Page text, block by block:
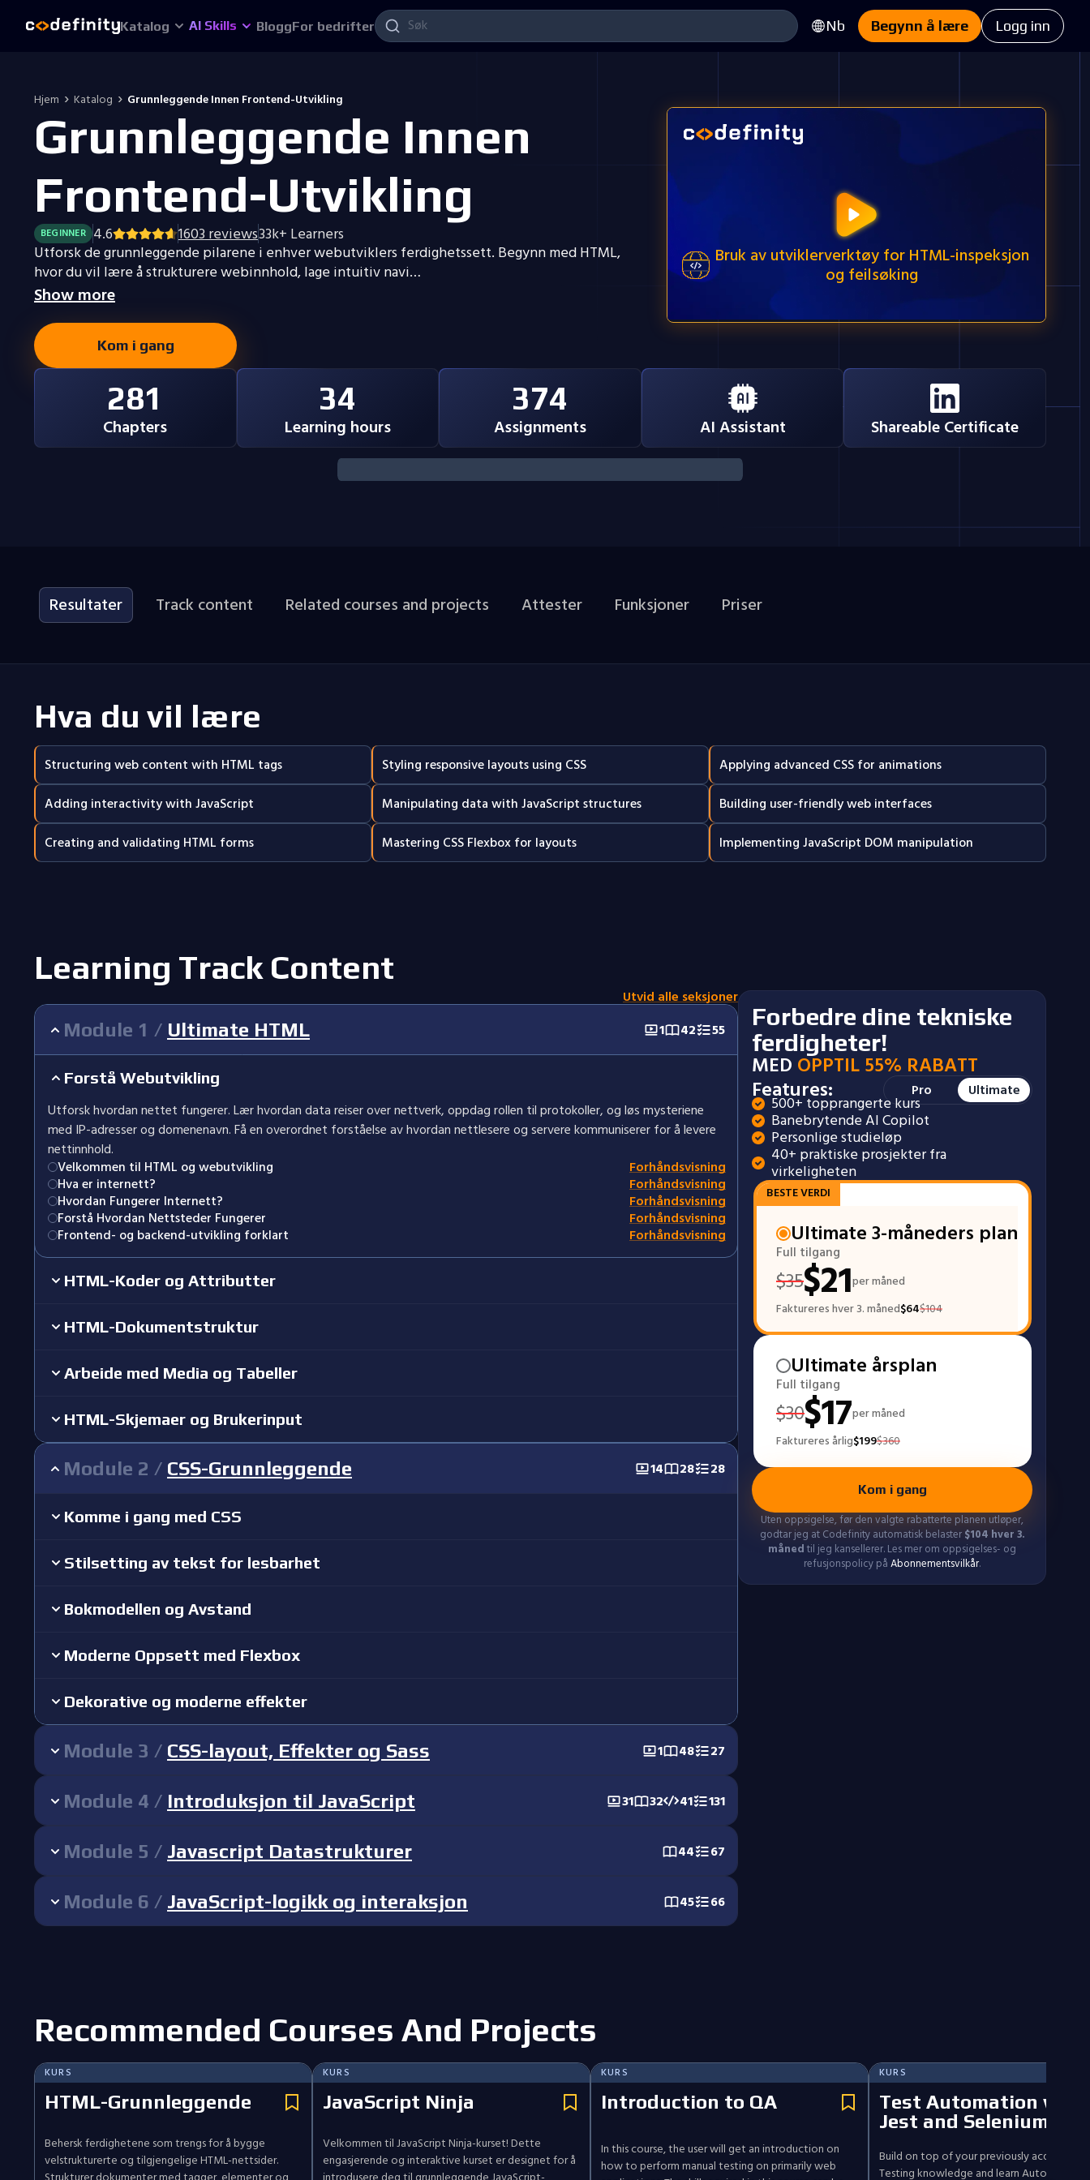
Katalog AI Skills BloggFor bedrifter Nb Begynn å lære Logg inn
Hjem Katalog Grunnleggende Innen Frontend-Utvikling
Grunnleggende Innen
Frontend-Utvikling
BEGINNER 4.6 1603reviews33k+ Learners
Utforsk de grunnleggende pilarene i enhver webutviklers ferdighetssett. Begynn med HTML,
hvor du vil lære å strukturere webinnhold, lage intuitiv navi…
Show more
Bruk av utviklerverktøy for HTML-inspeksjon
og feilsøking
Kom i gang
281
Chapters
34
Learning hours
374
Assignments AI Assistant Shareable Certificate
Resultater Track content Related courses and projects Attester Funksjoner Priser
Hva du vil lære
Structuring web content with HTML tags
Adding interactivity with JavaScript
Creating and validating HTML forms
Styling responsive layouts using CSS
Manipulating data with JavaScript structures
Mastering CSS Flexbox for layouts
Applying advanced CSS for animations
Building user-friendly web interfaces
Implementing JavaScript DOM manipulation
Learning Track Content
Utvid alle seksjoner
Module 1 / Ultimate HTML 1 42 55
Forstå Webutvikling
Utforsk hvordan nettet fungerer. Lær hvordan data reiser over nettverk, oppdag rollen til protokoller, og løs mysteriene
med IP-adresser og domenenavn. Få en overordnet forståelse av hvordan nettlesere og servere kommuniserer for å levere
nettinnhold.
Velkommen til HTML og webutvikling
Forhåndsvisning
Hva er internett?
Forhåndsvisning
Hvordan Fungerer Internett?
Forhåndsvisning
Forstå Hvordan Nettsteder Fungerer
Forhåndsvisning
Frontend- og backend-utvikling forklart
Forhåndsvisning
HTML-Koder og Attributter
HTML-Dokumentstruktur
Arbeide med Media og Tabeller
HTML-Skjemaer og Brukerinput
Module 2 / CSS-Grunnleggende 14 28 28
Komme i gang med CSS
Stilsetting av tekst for lesbarhet
Bokmodellen og Avstand
Moderne Oppsett med Flexbox
Dekorative og moderne effekter
Module 3 / CSS-layout, Effekter og Sass 1 48 27
Module 4 / Introduksjon til JavaScript 31 32 41 131
Module 5 / Javascript Datastrukturer 44 67
Module 6 / JavaScript-logikk og interaksjon 45 66
Forbedre dine tekniske
ferdigheter!
MED OPPTIL 55% RABATT
Pro Ultimate
Features: *Tracks not included in Pro plan
500+ topprangerte kurs
Banebrytende AI Copilot
Personlige studieløp
40+ praktiske prosjekter fra
virkeligheten
BESTE VERDI
Ultimate 3-måneders plan
Full tilgang
$35$21per måned
Faktureres hver 3. måned$64$104
Ultimate årsplan
Full tilgang
$30$17per måned
Faktureres årlig$199$360
Kom i gang
Uten oppsigelse, før den valgte rabatterte planen utløper,
godtar jeg at Codefinity automatisk belaster $104 hver 3.
månedtil jeg kansellerer. Les mer om oppsigelses- og
refusjonspolicy påAbonnementsvilkår.
Recommended Courses And Projects
KURS
HTML-Grunnleggende
Behersk ferdighetene som trengs for å bygge
velstrukturerte og tilgjengelige HTML-nettsider.
KURS
JavaScript Ninja
Velkommen til JavaScript Ninja-kurset! Dette
engasjerende og interaktive kurset er designet for å
KURS
Introduction to QA
In this course, the user will get an introduction on
how to perform manual testing on primarily web
KURS
Test Automation with
Jest and Selenium
Build on top of your previously acquired
Testing knowledge and learn Automation